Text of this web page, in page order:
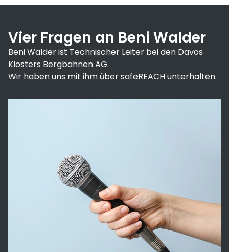
Vier Fragen an Beni Walder
Beni Walder ist Technischer Leiter bei den Davos
Klosters Bergbahnen AG.
Wir haben uns mit ihm über safeREACH unterhalten.